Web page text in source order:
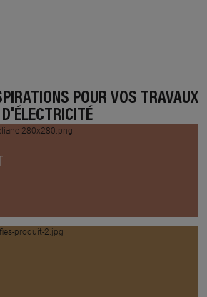
POUR VOS TRAVAUX
D'ÉLECTRICITÉ